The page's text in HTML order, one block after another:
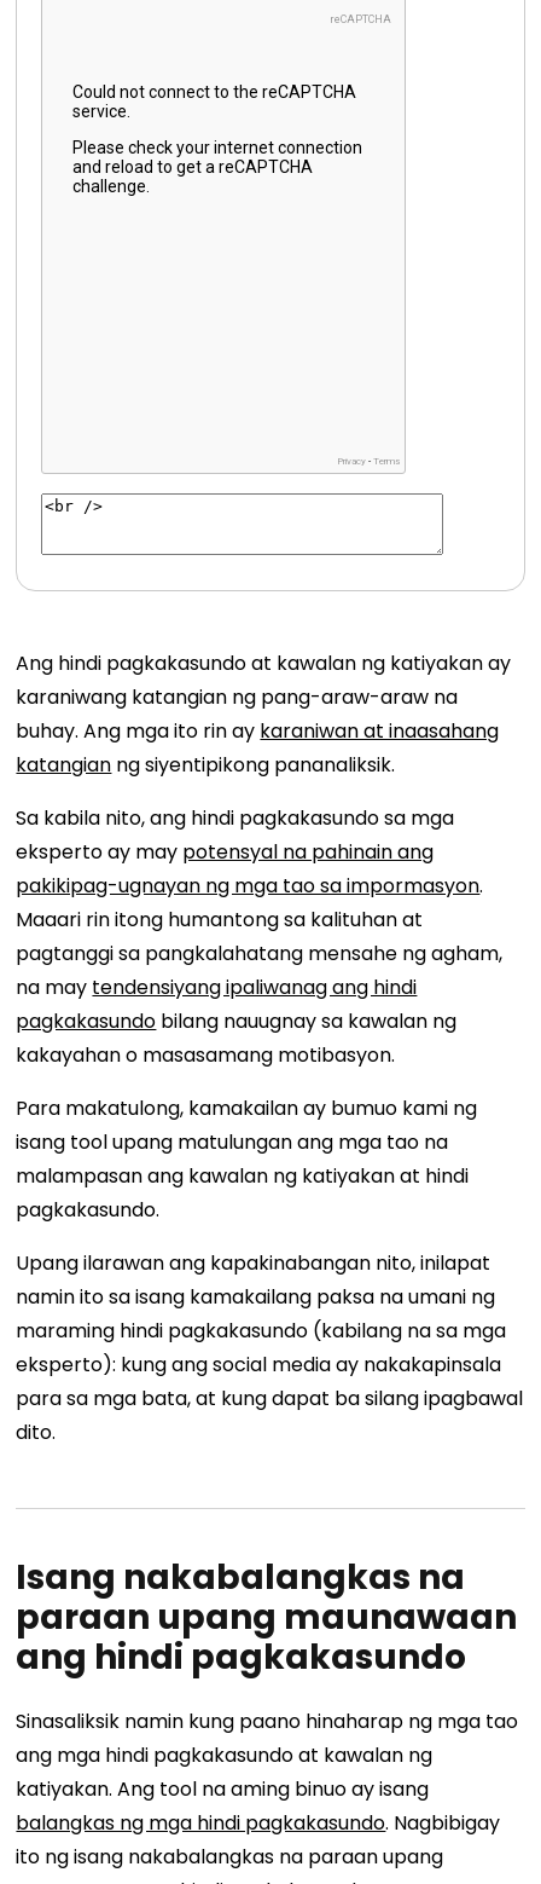
Ang hindi pagkakasundo at kawalan ng katiyakan ay
karaniwang katangian ng pang-araw-araw na
buhay. Ang mga ito rin ay karaniwan at inaasahang
katangian ng siyentipikong pananaliksik.
Sa kabila nito, ang hindi pagkakasundo sa mga
eksperto ay may potensyal na pahinain ang
pakikipag-ugnayan ng mga tao sa impormasyon.
Maaari rin itong humantong sa kalituhan at
pagtanggi sa pangkalahatang mensahe ng agham,
na may tendensiyang ipaliwanag ang hindi
pagkakasundo bilang nauugnay sa kawalan ng
kakayahan o masasamang motibasyon.
Para makatulong, kamakailan ay bumuo kami ng
isang tool upang matulungan ang mga tao na
malampasan ang kawalan ng katiyakan at hindi
pagkakasundo.
Upang ilarawan ang kapakinabangan nito, inilapat
namin ito sa isang kamakailang paksa na umani ng
maraming hindi pagkakasundo (kabilang na sa mga
eksperto): kung ang social media ay nakakapinsala
para sa mga bata, at kung dapat ba silang ipagbawal
dito.
Isang nakabalangkas na
paraan upang maunawaan
ang hindi pagkakasundo
Sinasaliksik namin kung paano hinaharap ng mga tao
ang mga hindi pagkakasundo at kawalan ng
katiyakan. Ang tool na aming binuo ay isang
balangkas ng mga hindi pagkakasundo. Nagbibigay
ito ng isang nakabalangkas na paraan upang